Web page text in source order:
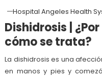
Hospital Angeles Health
Dishidrosis |
cómo se trata?
La dishidrosis es una
en manos y pies y